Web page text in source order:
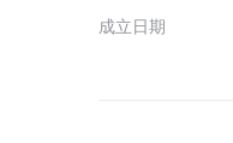
成立日期